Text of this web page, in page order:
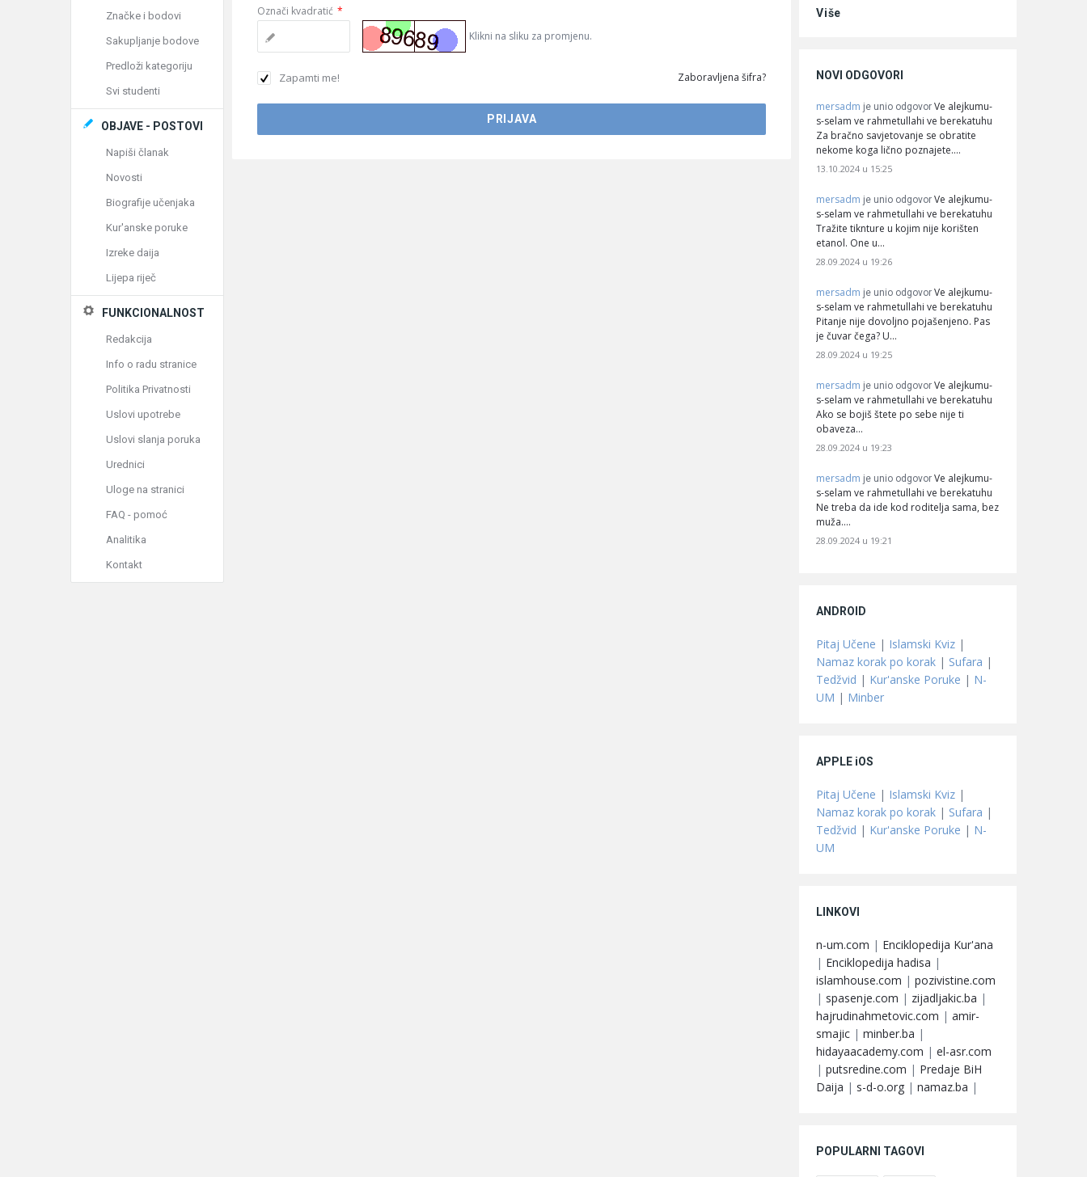
Označi kvadratić *
Klikni na sliku za promjenu.
Zapamti me! Zaboravljena šifra?
Više
NOVI ODGOVORI
mersadm je unio odgovor Ve alejkumu-
s-selam ve rahmetullahi ve berekatuhu
Za bračno savjetovanje se obratite
nekome koga lično poznajete.…
13.10.2024 u 15:25
mersadm je unio odgovor Ve alejkumu-
s-selam ve rahmetullahi ve berekatuhu
Tražite tiknture u kojim nije korišten
etanol. One u…
28.09.2024 u 19:26
mersadm je unio odgovor Ve alejkumu-
s-selam ve rahmetullahi ve berekatuhu
Pitanje nije dovoljno pojašenjeno. Pas
je čuvar čega? U…
28.09.2024 u 19:25
mersadm je unio odgovor Ve alejkumu-
s-selam ve rahmetullahi ve berekatuhu
Ako se bojiš štete po sebe nije ti
obaveza…
28.09.2024 u 19:23
mersadm je unio odgovor Ve alejkumu-
s-selam ve rahmetullahi ve berekatuhu
Ne treba da ide kod roditelja sama, bez
muža.…
28.09.2024 u 19:21
ANDROID
Pitaj Učene | Islamski Kviz |
Namaz korak po korak | Sufara |
Tedžvid | Kur'anske Poruke | N-
UM | Minber
APPLE iOS
Pitaj Učene | Islamski Kviz |
Namaz korak po korak | Sufara |
Tedžvid | Kur'anske Poruke | N-
UM
LINKOVI
n-um.com | Enciklopedija Kur'ana
| Enciklopedija hadisa |
islamhouse.com | pozivistine.com
| spasenje.com | zijadljakic.ba |
hajrudinahmetovic.com | amir-
smajic | minber.ba |
hidayaacademy.com | el-asr.com
| putsredine.com | Predaje BiH
Daija | s-d-o.org | namaz.ba |
POPULARNI TAGOVI
Značke i bodovi
Sakupljanje bodove
Predloži kategoriju
Svi studenti
OBJAVE - POSTOVI
Napiši članak
Novosti
Biografije učenjaka
Kur'anske poruke
Izreke daija
Lijepa riječ
FUNKCIONALNOST
Redakcija
Info o radu stranice
Politika Privatnosti
Uslovi upotrebe
Uslovi slanja poruka
Urednici
Uloge na stranici
FAQ - pomoć
Analitika
Kontakt